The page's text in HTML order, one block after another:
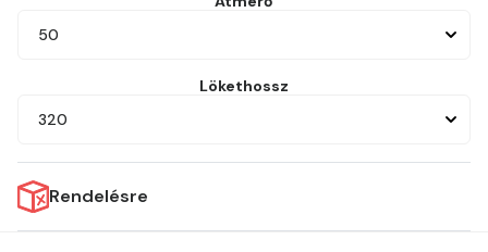
50
Lökethossz
320
Rendelésre